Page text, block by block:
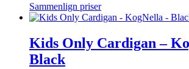
Sammenlign priser
Kids Only Cardigan –
Black